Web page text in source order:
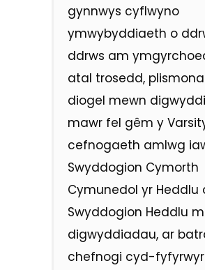
gynnwys cyflwyno
ymwybyddiaeth o
ddrws am
atal trosedd, plismona
diogel mewn
mawr fel gêm y
cefnogaeth amlwg
Swyddogion Cymorth
Cymunedol yr Heddlu
Swyddogion Heddlu
digwyddiadau, ar
chefnogi cyd-